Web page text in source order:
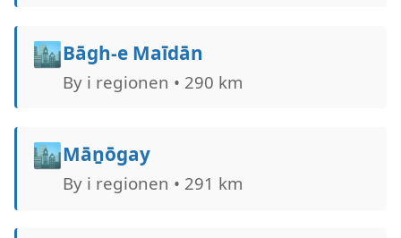
🏙️Bāgh-e Maīdān
By i regionen • 290 km
🏙️Māṉōgay
By i regionen • 291 km